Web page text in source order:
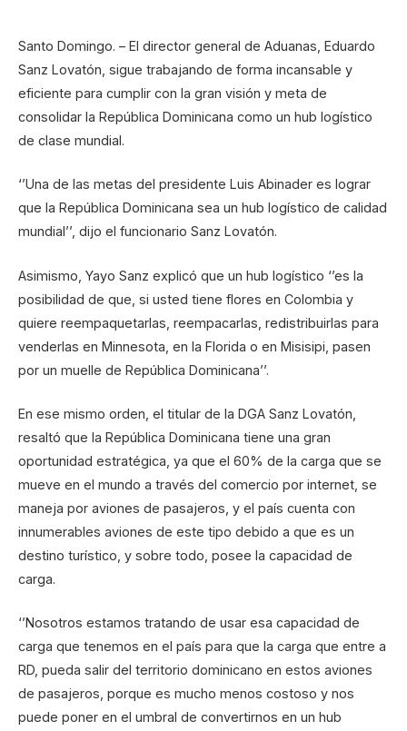
Santo Domingo. – El director general de Aduanas, Eduardo
Sanz Lovatón, sigue trabajando de forma incansable y
eficiente para cumplir con la gran visión y meta de
consolidar la República Dominicana como un hub logístico
de clase mundial.
‘’Una de las metas del presidente Luis Abinader es lograr
que la República Dominicana sea un hub logístico de calidad
mundial’’, dijo el funcionario Sanz Lovatón.
Asimismo, Yayo Sanz explicó que un hub logístico ‘’es la
posibilidad de que, si usted tiene flores en Colombia y
quiere reempaquetarlas, reempacarlas, redistribuirlas para
venderlas en Minnesota, en la Florida o en Misisipi, pasen
por un muelle de República Dominicana’’.
En ese mismo orden, el titular de la DGA Sanz Lovatón,
resaltó que la República Dominicana tiene una gran
oportunidad estratégica, ya que el 60% de la carga que se
mueve en el mundo a través del comercio por internet, se
maneja por aviones de pasajeros, y el país cuenta con
innumerables aviones de este tipo debido a que es un
destino turístico, y sobre todo, posee la capacidad de
carga.
‘’Nosotros estamos tratando de usar esa capacidad de
carga que tenemos en el país para que la carga que entre a
RD, pueda salir del territorio dominicano en estos aviones
de pasajeros, porque es mucho menos costoso y nos
puede poner en el umbral de convertirnos en un hub